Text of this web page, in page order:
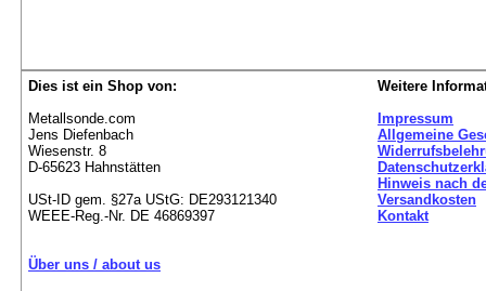
Dies ist ein Shop von:
Metallsonde.com
Jens Diefenbach
Wiesenstr. 8
D-65623 Hahnstätten
USt-ID gem. §27a UStG: DE293121340
WEEE-Reg.-Nr. DE 46869397
Über uns / about us
Weitere
Impressum
Allgemeine
Hinweis nach
Versandkosten
Kontakt